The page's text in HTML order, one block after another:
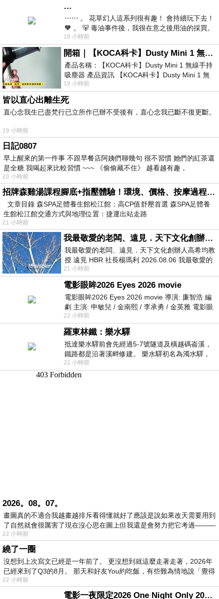
…
⋯⋯ 。 花草幻人這系列很有趣！ 會持續玩下去！
🧡 。 🐻 毒油事件後，我很在意之後用油的採買。
前天購買了我之前就很愛
19 小時前
開箱｜【KOCA科卡】Dusty Mini 1 無線手持吸塵器
產品名稱：【KOCA科卡】Dusty Mini 1 無線手持
吸塵器 產品資訊 【KOCA科卡】Dusty Mini 1 無
線手持吸塵器評語： 能吸、能吹兼具兩
19 小時前
皆以直心出離生死
直心念我生已盡梵行已立所作已辦不受後有，直心念我已斷不復更斷。
19 小時前
日記0807
早上醒來的第一件事 不跟早餐店阿姨們聊幾句 很不習慣 她們的紅茶還
是全糖 我喝起來比較習慣 ~~~ 《偷偷藏不住》 越看越有趣，
20 小時前
招牌森雞湯課程腳底+指壓體驗！環境、價格、按摩過程全紀錄，森SPA足體養生館松江館最新價格表
文章目錄 森SPA足體養生館松江館：高CP值舒壓首選 森SPA足體養
生館松江館交通方式與地理位置：捷運出站走路
21 小時前
我最敬愛的老闆、遠見．天下文化創辦人高希均教授
我最敬愛的老闆、遠見．天下文化創辦人高希均教
授 遠見 HBR 社長楊瑪利 2026.08.06 我最敬愛的
老闆、遠見．天下文化創辦人高希均教
21 小時前
電影眼眸2026 Eyes 2026 movie
電影眼眸2026 Eyes 2026 movie 導演: 廉智浩 編
劇 主演: 申敏兒 / 金南熙 / 李承勇 / 金英雅 電影眼
眸2026描述攝影師徐珍因遺
22 小時前
羅東林鐵：樂水驛
抵達樂水驛前會先經過5-7號隧道及橫越碼崙溪，
鐵路都是沿著溪畔修建。 樂水驛初名為濁水驛，
但因與臺鐵集集線車站同名，於1953
22 小時前
2026。08。07。
畫圖真的不適合我越畫越排斥看得懂就好了應該是說如果改天需要用到
了自然就會很厲害了現在沒心思在圖上但我還是會努力把它考過———
22 小時前
繞了一圈
沒想到上次寫文已經是一年前了。 更沒想到就這麼走著走著，2026年
已經來到了Q3的8月。 那天和好友You約吃飯，有些難為情地說「覺得
22 小時前
電影一夜限定2026 One Night Only 2026 movie